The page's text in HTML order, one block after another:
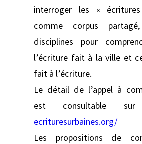
interroger les «
comme corpus
disciplines pour
l’écriture fait à la ville et
fait à l’écriture.
Le détail de l’appel à
est consultable
ecrituresurbaines.org/
Les propositions de